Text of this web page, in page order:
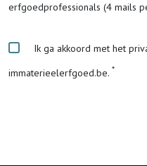
erfgoedprofessionals (4 mails
Ik ga akkoord met het
immaterieelerfgoed.be.